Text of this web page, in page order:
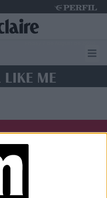
LIKE ME
Noticias